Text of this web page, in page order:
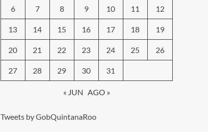
6 7 8 9 10 11 12
13 14 15 16 17 18 19
20 21 22 23 24 25 26
27 28 29 30 31
« JUN AGO »
Tweets by GobQuintanaRoo